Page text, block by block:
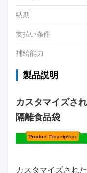
納期
支払い条件
補給能力
製品説明
カスタマイズさ
隔離食品袋
カスタマイズされ